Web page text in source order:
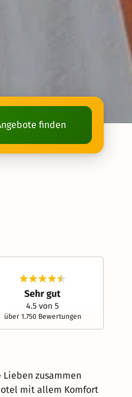
finden
über 1.750 Bewertungen
zusammen
mit allem Komfort